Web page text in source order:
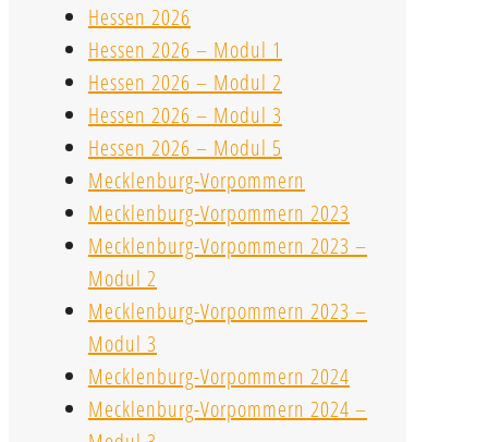
Hessen 2026
Hessen 2026 – Modul 1
Hessen 2026 – Modul 2
Hessen 2026 – Modul 3
Hessen 2026 – Modul 5
Mecklenburg-Vorpommern
Mecklenburg-Vorpommern 2023
Mecklenburg-Vorpommern 2023 –
Modul 2
Mecklenburg-Vorpommern 2023 –
Modul 3
Mecklenburg-Vorpommern 2024
Mecklenburg-Vorpommern 2024 –